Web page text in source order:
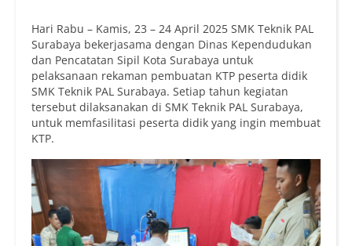
Hari Rabu – Kamis, 23 – 24 April 2025 SMK Teknik PAL
Surabaya bekerjasama dengan Dinas Kependudukan
dan Pencatatan Sipil Kota Surabaya untuk
pelaksanaan rekaman pembuatan KTP peserta didik
SMK Teknik PAL Surabaya. Setiap tahun kegiatan
tersebut dilaksanakan di SMK Teknik PAL Surabaya,
untuk memfasilitasi peserta didik yang ingin membuat
KTP.